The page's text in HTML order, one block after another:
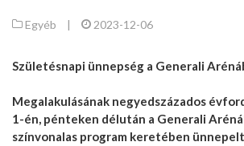
Egyéb | 2023-12-06
Születésnapi ünnepség a Generali
Megalakulásának negyedszázados
1-én, pénteken délután a Generali
színvonalas program keretében